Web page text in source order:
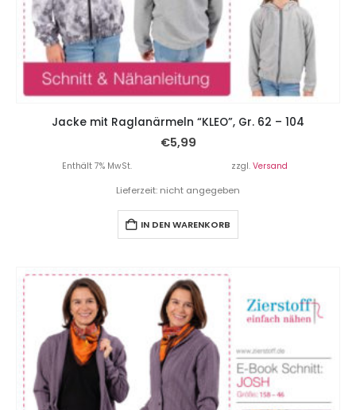
Jacke mit Raglanärmeln “KLEO”, Gr. 62 – 104
€5,99
Enthält 7% MwSt. zzgl. Versand
Lieferzeit: nicht angegeben
IN DEN WARENKORB